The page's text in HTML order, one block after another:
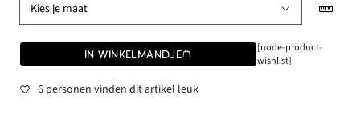
Kies je maat
IN WINKELMANDJE
[node-product-
wishlist]
6 personen vinden dit artikel leuk